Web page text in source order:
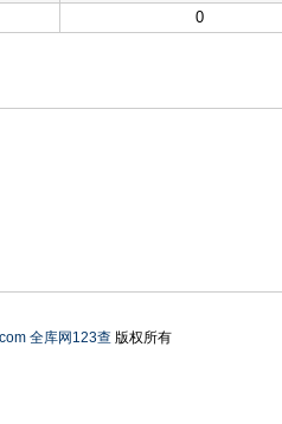
0
全库网123查版权所有